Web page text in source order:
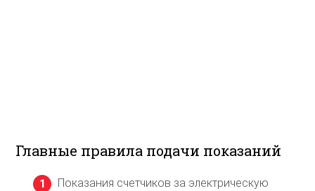
Главные правила подачи показаний
Показания счетчиков за электрическую